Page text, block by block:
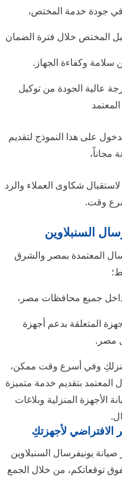
في جودة خدمة المختص،
المختص خلال فترة الضمان
سلامة وكفاءة الجهاز.
عالية الجودة من توكيل
على هذا النموذج لتقديم
مجاناً،
وقت لاستقبال شكاوى العملاء والرد
وقت.
السنبلاوين
المعتمدة بمصر والشرق
داخل جميع محافظات مصر،
المتعلقة بدعم أجهزة
مصر.
وفي أسرع وقت ممكن،
المعتمد بتقديم خدمة متميزة
الأجهزة المنزلية وبلاغات
الافتراضي لأجهزتكِ
يونيفرسال السنبلاوين
توقعاتكم، من خلال الجمع